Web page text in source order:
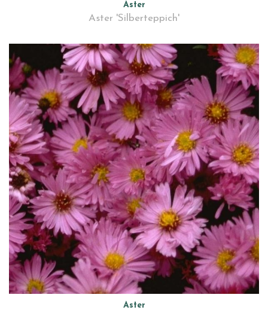
Aster
Aster 'Silberteppich'
Aster